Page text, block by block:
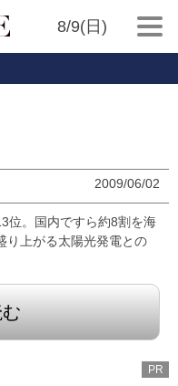
8/9(日)
2009/06/02
位。国内ですら約8割を海
り上がる太陽光発電との
PR